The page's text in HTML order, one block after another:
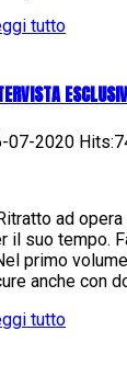
tutto
07-2020
ad
il suo tempo.
primo
anche con
tutto